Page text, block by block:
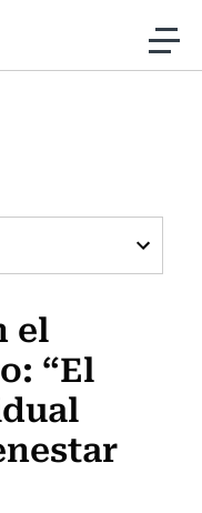
el
“El